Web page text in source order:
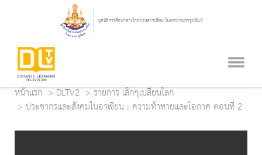
หน้าแรก DLTV2
รายการ เล็กๆเปลี่ยนโลก
ประชากรและสังคมในอาเซียน : ความท้าทายและโอกาศ ตอนที่ 2